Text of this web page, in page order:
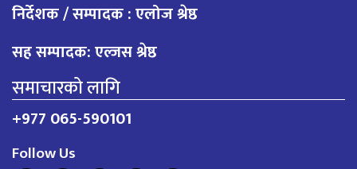
निर्देशक / सम्पादक : एलोज श्रेष्ठ
सह सम्पादक: एल्जस श्रेष्ठ
समाचारको लागि
+977 065-590101
Follow Us